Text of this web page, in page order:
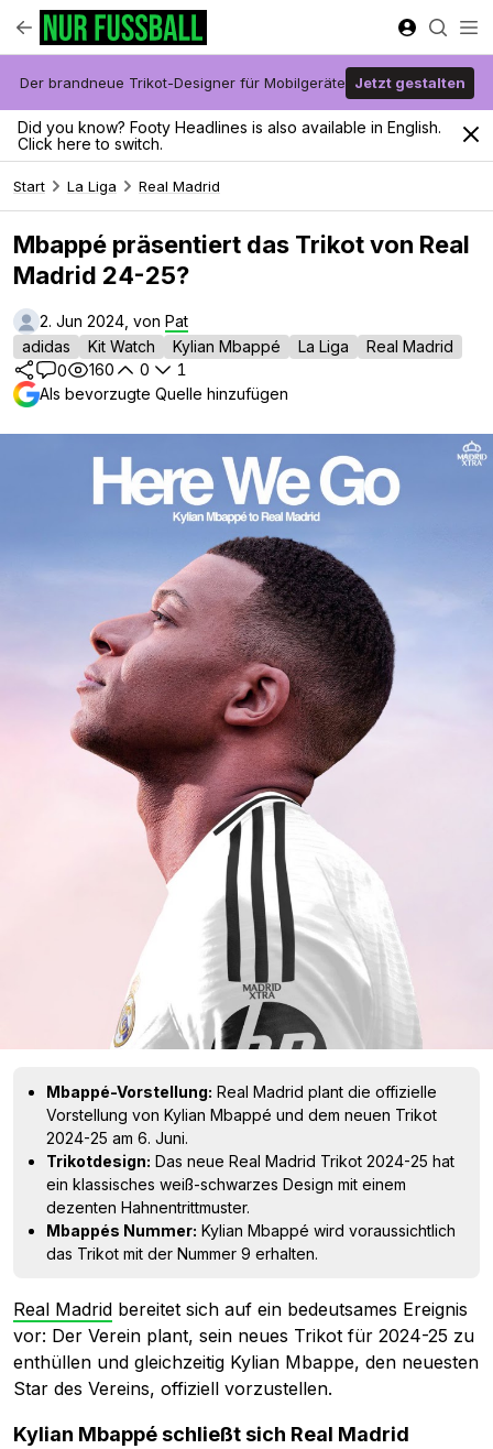
Der brandneue Trikot-Designer für Mobilgeräte Jetzt gestalten
Did you know? Footy Headlines is also available in English.
Click here to switch.
Start La Liga Real Madrid
Mbappé präsentiert das Trikot von Real
Madrid 24-25?
2. Jun 2024, von Pat
adidas
Kit Watch Kylian Mbappé La Liga
Real Madrid
0
160 0
1
Als bevorzugte Quelle hinzufügen
Mbappé-Vorstellung: Real Madrid plant die offizielle
Vorstellung von Kylian Mbappé und dem neuen Trikot
2024-25 am 6. Juni.
Trikotdesign: Das neue Real Madrid Trikot 2024-25 hat
ein klassisches weiß-schwarzes Design mit einem
dezenten Hahnentrittmuster.
Mbappés Nummer: Kylian Mbappé wird voraussichtlich
das Trikot mit der Nummer 9 erhalten.
Real Madrid bereitet sich auf ein bedeutsames Ereignis
vor: Der Verein plant, sein neues Trikot für 2024-25 zu
enthüllen und gleichzeitig Kylian Mbappe, den neuesten
Star des Vereins, offiziell vorzustellen.
Kylian Mbappé schließt sich Real Madrid